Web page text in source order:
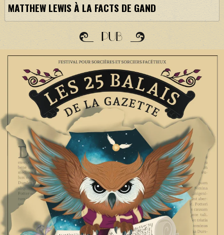
MATTHEW LEWIS À LA FACTS DE GAND
PUB